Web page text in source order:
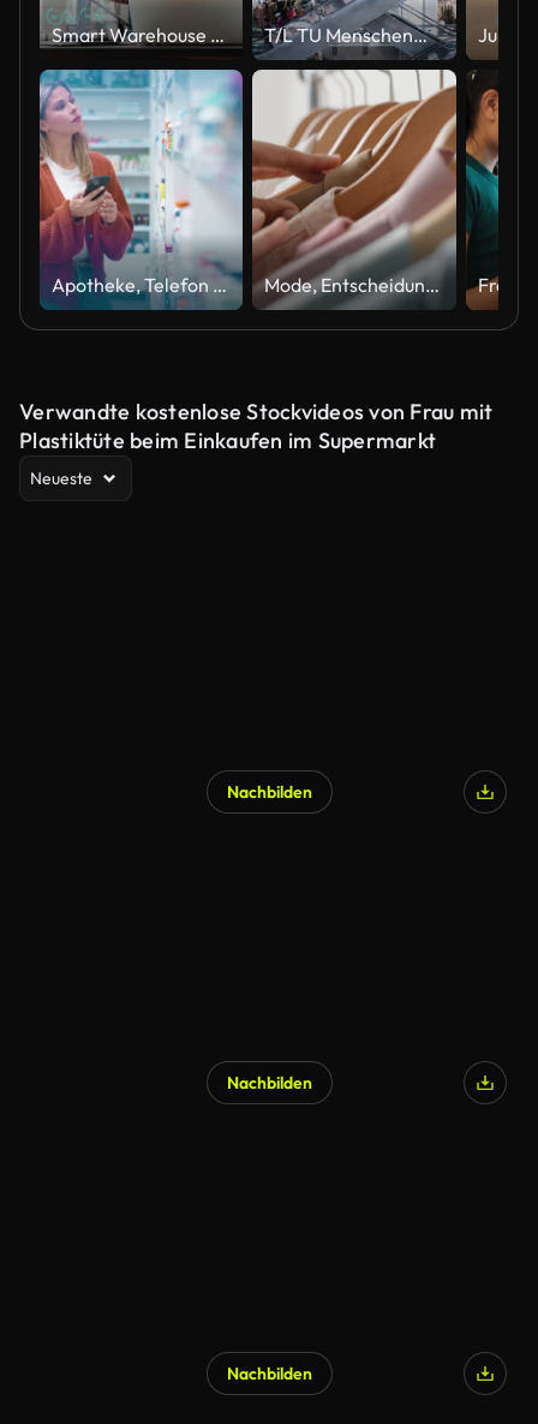
Smart Warehouse Management System Konzept: Männlicher Arbeiter arbeitet mit futuristischem Animationseffekt zeigt Online-Konnektivität jeder Einheit zum Logistikzentrum. T/L TU Menschenmenge im Einkaufszentrum, Menschen auf der Rolltreppe
Apotheke, Telefon und Frau mit Medizin Forschung für Pillen, Medikamente und Tabletten in der Wellness-App. Gesundheitswesen, Geschäft und Person auf dem Smartphone für Nahrungsergänzungsmittel, verschreibungspflichtige Medikamente und Online-Website Mode, Entscheidung und Hände beim Einkaufen von Kleidung in einem Einkaufszentrum und Kunde mit einer Auswahl in einem Luxus-Boutique-Geschäft. Design, Einzelhandel und Person mit Förderung, Verkauf und Rabatt für Garderobenprodukt
Verwandte kostenlose Stockvideos von Frau mit
Plastiktüte beim Einkaufen im Supermarkt
Neueste
Nachbilden
Nachbilden
Nachbilden